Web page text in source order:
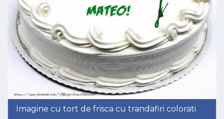
Imagine cu tort de frisca cu trandafiri colorati